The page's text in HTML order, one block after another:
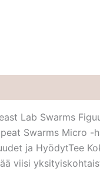
Lab Swarms
Swarms Micro
ja HyödytTee
viisi